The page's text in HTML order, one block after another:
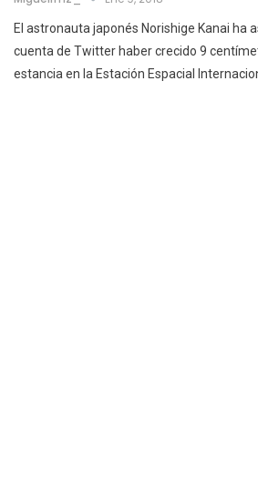
El astronauta japonés Norishige Kanai ha
cuenta de Twitter haber crecido 9
estancia en la Estación Espacial